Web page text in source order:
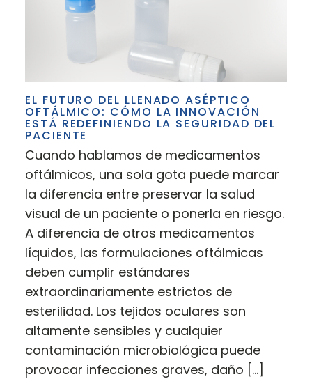
EL FUTURO DEL LLENADO ASÉPTICO
OFTÁLMICO: CÓMO LA INNOVACIÓN
ESTÁ REDEFINIENDO LA SEGURIDAD DEL
PACIENTE
Cuando hablamos de medicamentos
oftálmicos, una sola gota puede marcar
la diferencia entre preservar la salud
visual de un paciente o ponerla en riesgo.
A diferencia de otros medicamentos
líquidos, las formulaciones oftálmicas
deben cumplir estándares
extraordinariamente estrictos de
esterilidad. Los tejidos oculares son
altamente sensibles y cualquier
contaminación microbiológica puede
provocar infecciones graves, daño […]